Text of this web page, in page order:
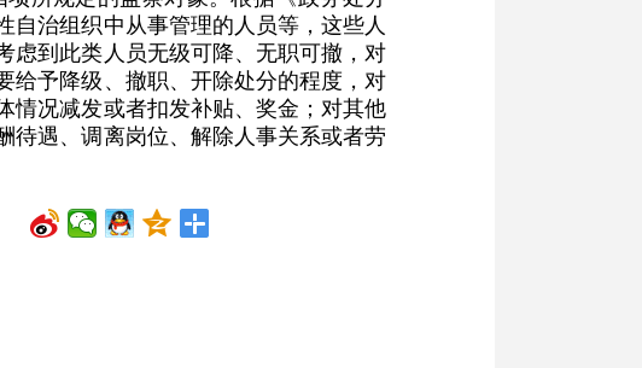
治组织中从事管理的人员等，这些人
虑到此类人员无级可降、无职可撤，对
给予降级、撤职、开除处分的程度，对
情况减发或者扣发补贴、奖金；对其他
待遇、调离岗位、解除人事关系或者劳